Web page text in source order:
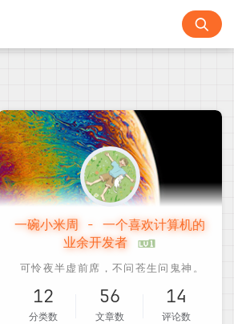
一碗小米周 - 一个喜欢计算机的
业余开发者
12
分类数
56
文章数
14
评论数